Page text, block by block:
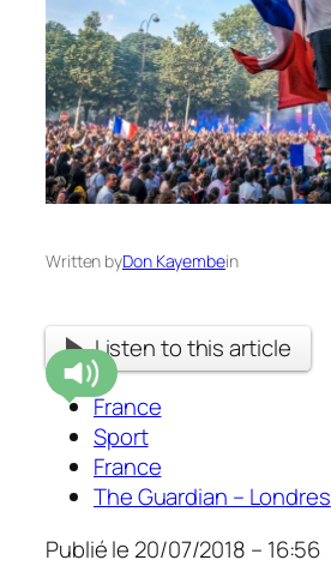
Written byDon Kayembein
Listen to this article
France
Sport
France
The Guardian – Londres
Publié le 20/07/2018 – 16:56